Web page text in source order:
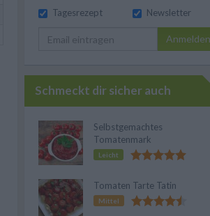
Tagesrezept
Newsletter
Anmelden
Schmeckt dir sicher auch
Selbstgemachtes
Tomatenmark
Leicht
Tomaten Tarte Tatin
Mittel